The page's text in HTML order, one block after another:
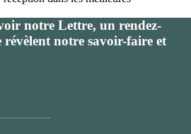
notre Lettre, un rendez-
révèlent notre savoir-faire et